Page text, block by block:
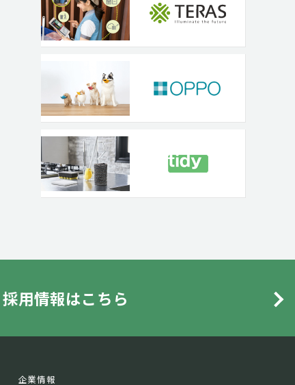
採用情報はこちら
企業情報